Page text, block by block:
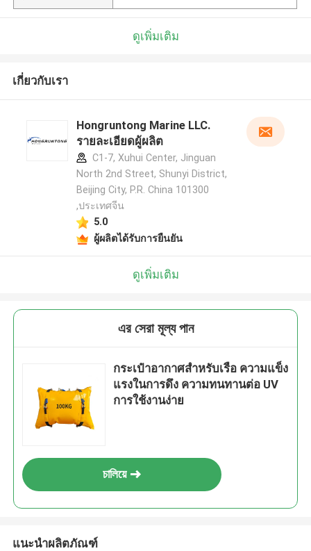
ดูเพิ่มเติม
เกี่ยวกับเรา
Hongruntong Marine LLC.
รายละเอียดผู้ผลิต
C1-7, Xuhui Center, Jinguan
North 2nd Street, Shunyi District,
Beijing City, P.R. China 101300
,ประเทศจีน
5.0
ผู้ผลิตได้รับการยืนยัน
ดูเพิ่มเติม
এর সেরা মূল্য পান
กระเป๋าอากาศสําหรับเรือ ความแข็ง
แรงในการดึง ความทนทานต่อ UV
การใช้งานง่าย
চালিয়ে
แนะนำผลิตภัณฑ์